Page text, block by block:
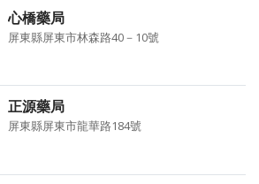
心橋藥局
屏東縣屏東市林森路40－10號
正源藥局
屏東縣屏東市龍華路184號